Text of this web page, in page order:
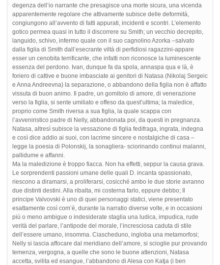
degenza dell’io narrante che presagisce una morte sicura, una vicenda
apparentemente regolare che attivamente subisce delle deformità,
congiungono all’avvento di fatti appurati, incidenti e scontri. L’elemento
gotico permea quasi in tutto il discorrere su Smith; un vecchio decrepito,
languido, schivo, infermo quale con il suo cagnolino Azorka –salvato
dalla figlia di Smith dall’esecrante viltà di perfidiosi ragazzini-appare
esser un cenobita terrificante, che infatti non riconosce la luminescente
essenza del perdono. Ivan, dunque fa da spola, annaspa qua e là, è
foriero di cattive e buone imbasciate ai genitori di Natasa (Nikolaj Sergeic
e Anna Andreevna) la separazione, o abbandono della figlia non è affatto
vissuta di buon animo. Il padre, un gomitolo di amore, di venerazione
verso la figlia, si sente umiliato e offeso da quest’ultima; la maledice,
proprio come Smith riversa a sua figlia, la quale scappa con
l’avveniristico padre di Nelly, abbandonata poi, da questi in pregnanza.
Natasa, altresì subisce la vessazione di figlia fedifraga, ingrata, indegna
e così dice addio ai suoi, con lacrime sincere e nostalgiche di casa –
legge la poesia di Polonskij, la sonagliera- sciorinando continui malanni,
pallidume e affanni.
Ma la maledizione è troppo fiacca. Non ha effetti, seppur la causa grava.
Le sorprendenti passioni umane delle quali D. incanta spassionato,
riescono a diramarsi, a proliferarsi, cosicché ambo le due storie avranno
due distinti destini. Alla ribalta, mi costerna farlo, eppure debbo; Il
principe Valvovski è uno di quei personaggi statici, viene presentato
esattamente così com’è, durante la narratio diverse volte, e in occasioni
più o meno ambigue o indesiderate staglia una ludica, impudica, rude
verità del parlare, l’antipode del morale, l’incresciosa caduta di stile
dell’essere umano, insomma. Ciascheduno, ingloba una metamorfosi;
Nelly si lascia affocare dal meridiano dell’amore, si scioglie pur provando
temenza, vergogna, a quelle che sono le buone attenzioni, Natasa
accetta, svilita ed esangue, l’abbandono di Alesa con Katja (i ben